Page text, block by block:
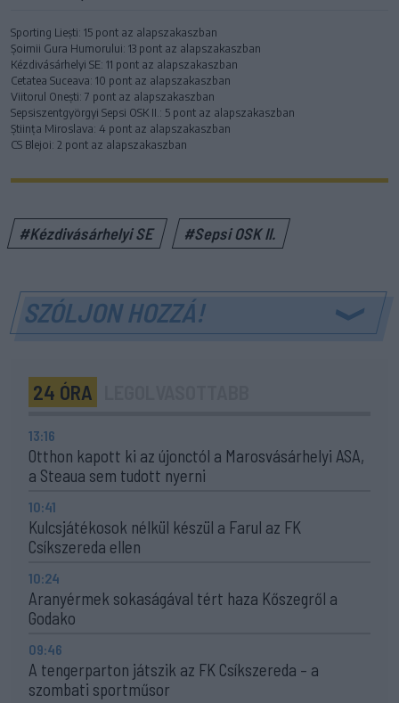
Sporting Liești: 15 pont az alapszakaszban
Șoimii Gura Humorului: 13 pont az alapszakaszban
Kézdivásárhelyi SE: 11 pont az alapszakaszban
Cetatea Suceava: 10 pont az alapszakaszban
Viitorul Onești: 7 pont az alapszakaszban
Sepsiszentgyörgyi Sepsi OSK II.: 5 pont az alapszakaszban
Știința Miroslava: 4 pont az alapszakaszban
CS Blejoi: 2 pont az alapszakaszban
#Kézdivásárhelyi SE #Sepsi OSK II.
SZÓLJON HOZZÁ!
24 ÓRA
13:16
Otthon kapott ki az újonctól a Marosvásárhelyi ASA,
a Steaua sem tudott nyerni
10:41
Kulcsjátékosok nélkül készül a Farul az FK
Csíkszereda ellen
10:24
Aranyérmek sokaságával tért haza Kőszegről a
Godako
09:46
A tengerparton játszik az FK Csíkszereda – a
szombati sportműsor